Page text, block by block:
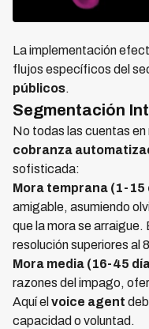
La implementación
flujos específicos del
públicos.
Segmentación
No todas las cuentas
cobranza
sofisticada:
Mora temprana (1-15
amigable, asumiendo
que la mora se
resolución superiores al
Mora media (16-45
razones del impago,
Aquí el voice agent
capacidad o voluntad.